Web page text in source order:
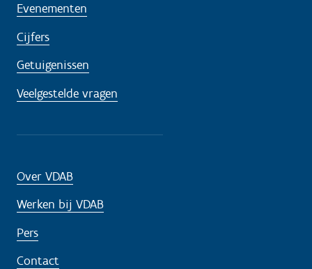
Evenementen
Cijfers
Getuigenissen
Veelgestelde vragen
Over VDAB
Werken bij VDAB
Pers
Contact